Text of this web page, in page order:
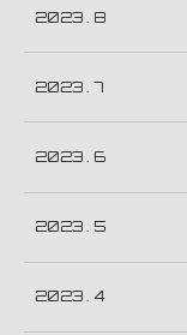
2023 . 8
2023 . 7
2023 . 6
2023 . 5
2023 . 4